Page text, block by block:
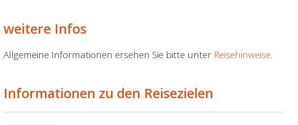
weitere Infos
Allgemeine Informationen ersehen Sie bitte unter Reisehinweise.
Informationen zu den Reisezielen